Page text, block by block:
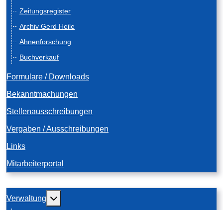
Zeitungsregister
Archiv Gerd Heile
Ahnenforschung
Buchverkauf
Formulare / Downloads
Bekanntmachungen
Stellenausschreibungen
Vergaben / Ausschreibungen
Links
Mitarbeiterportal
Verwaltung Weitere Informationen: Verwaltung